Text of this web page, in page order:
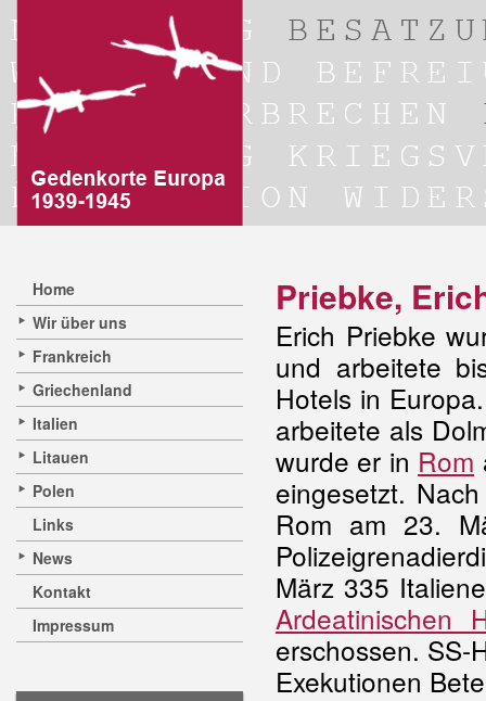
Home
Wir über uns
Frankreich
Griechenland
Italien
Litauen
Polen
Links
News
Kontakt
Impressum
Priebke,
Erich Priebke
und arbeitete
Hotels in
arbeitete als
wurde er in Rom
eingesetzt.
Rom am 23.
März 335
Ardeatinischen
erschossen. SS-
Exekutionen